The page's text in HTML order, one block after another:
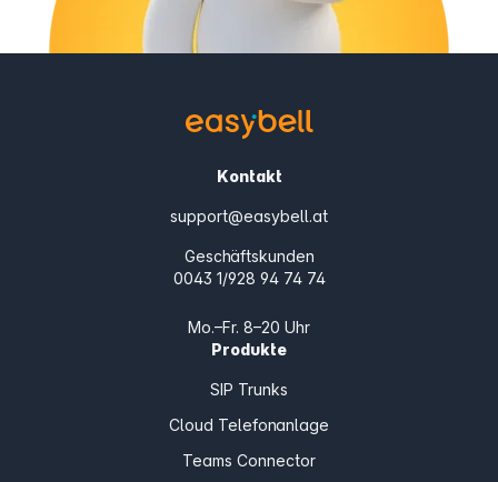
Kontakt
support@easybell.at
Geschäftskunden
0043 1/928 94 74 74
Mo.–Fr. 8–20 Uhr
Produkte
SIP Trunks
Cloud Telefonanlage
Teams Connector